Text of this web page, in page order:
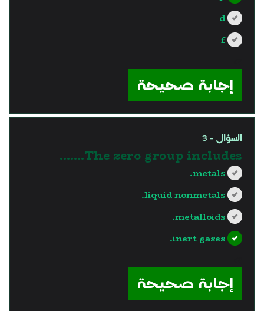
d
f
إجابة صحيحة
السؤال - 3
The zero group includes.......
metals.
liquid nonmetals.
metalloids.
inert gases.
إجابة صحيحة